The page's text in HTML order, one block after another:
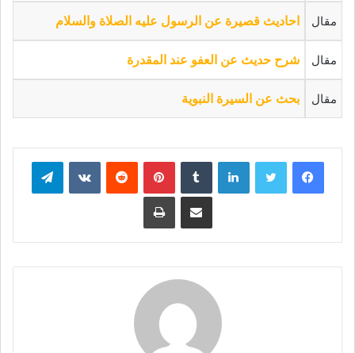
مقال احاديث قصيرة عن الرسول عليه الصلاة والسلام
مقال شرح حديث عن العفو عند المقدرة
مقال بحث عن السيرة النبوية
فيسبوكتويتر لينكدإن ‏Tumblr بينتيريست
‏Reddit
‏VKontakte تيلقرام
مشاركة عبر البريد طباعة